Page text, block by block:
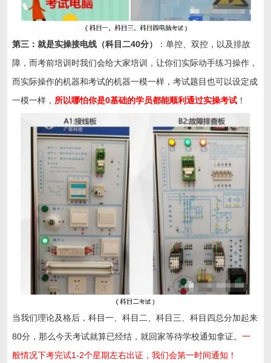
第三：就是实操接电线（科目二40分）
：单控、双控，以及排故
障，而考前培训时我们会给大家培训，让你们实际动手练习操作，
而实际操作的机器和考试的机器一模一样，考试题目也可以设定成
一模一样， 所以哪怕你是0基础的学员都能顺利通过实操考试 ！
当我们理论及格后，科目一、科目二、科目三、科目四总分加起来
80分，那么今天考试就算已经结，就回家等待学校通知拿证。一
般情况下考完试1-2个星期左右出证，我们会第一时间通知！